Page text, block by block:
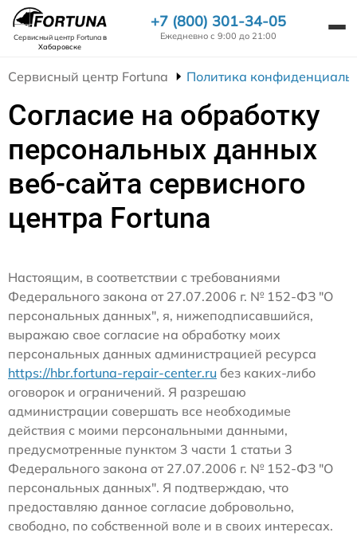
Сервисный центр Fortunaв
Хабаровске
+7 (800) 301-34-05
Ежедневно с 9:00 до 21:00
Сервисный центр Fortuna Политика
Согласие на обработку
персональных данных
веб-сайта сервисного
центра Fortuna
Настоящим, в соответствии с требованиями
Федерального закона от 27.07.2006 г. № 152-ФЗ "О
персональных данных", я, нижеподписавшийся,
выражаю свое согласие на обработку моих
персональных данных администрацией ресурса
https://hbr.fortuna-repair-center.ru без каких-либо
оговорок и ограничений. Я разрешаю
администрации совершать все необходимые
действия с моими персональными данными,
предусмотренные пунктом 3 части 1 статьи 3
Федерального закона от 27.07.2006 г. № 152-ФЗ "О
персональных данных". Я подтверждаю, что
предоставляю данное согласие добровольно,
свободно, по собственной воле и в своих интересах.